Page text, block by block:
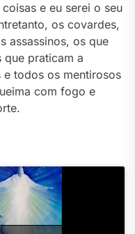
e eu serei o seu
os covardes,
assassinos, os que
que praticam a
todos os mentirosos
com fogo e